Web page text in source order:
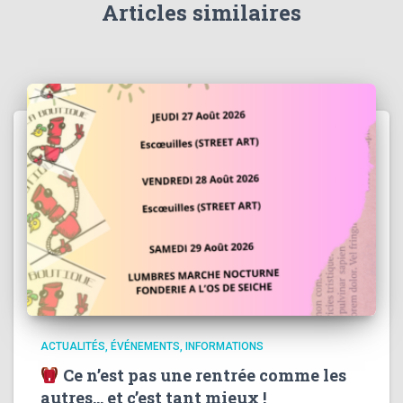
Articles similaires
ACTUALITÉS ÉVÉNEMENTS INFORMATIONS
Ce n’est pas une rentrée comme les
autres… et c’est tant mieux !